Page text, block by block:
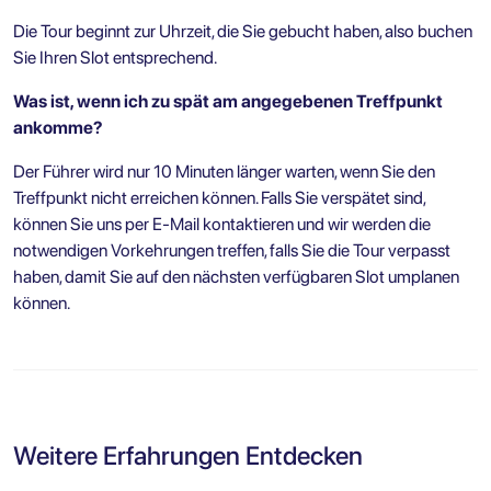
Die Tour beginnt zur Uhrzeit, die Sie gebucht haben, also buchen
Sie Ihren Slot entsprechend.
Was ist, wenn ich zu spät am angegebenen Treffpunkt
ankomme?
Der Führer wird nur 10 Minuten länger warten, wenn Sie den
Treffpunkt nicht erreichen können. Falls Sie verspätet sind,
können Sie uns per E-Mail kontaktieren und wir werden die
notwendigen Vorkehrungen treffen, falls Sie die Tour verpasst
haben, damit Sie auf den nächsten verfügbaren Slot umplanen
können.
Weitere Erfahrungen Entdecken